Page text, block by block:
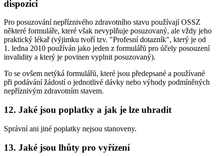
dispozici
Pro posuzování nepříznivého zdravotního stavu používají OSSZ
některé formuláře, které však nevyplňuje posuzovaný, ale vždy jeho
praktický lékař (výjimku tvoří tzv. "Profesní dotazník", který je od
1. ledna 2010 používán jako jeden z formulářů pro účely posouzení
invalidity a který je povinen vyplnit posuzovaný).
To se ovšem netýká formulářů, které jsou předepsané a používané
při podávání žádostí o jednotlivé dávky nebo výhody podmíněných
nepříznivým zdravotním stavem.
12. Jaké jsou poplatky a jak je lze uhradit
Správní ani jiné poplatky nejsou stanoveny.
13. Jaké jsou lhůty pro vyřízení